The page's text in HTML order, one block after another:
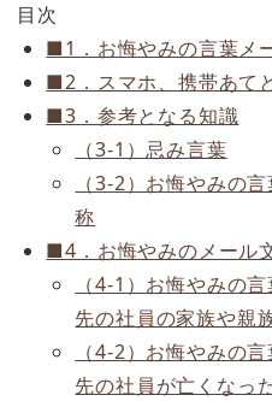
目次
■1．お悔やみの言葉メ
■2．スマホ、携帯あて
■3．参考となる知識
（3-1）忌み言葉
（3-2）お悔やみの
称
■4．お悔やみのメール
（4-1）お悔やみの
先の社員の家族や親
（4-2）お悔やみの
先の社員が亡くなっ